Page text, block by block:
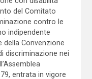
del Comitato
contro le
indipendente
della Convenzione
discriminazione nei
entrata in vigore